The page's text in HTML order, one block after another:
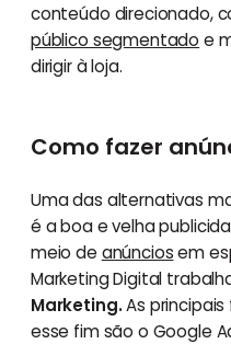
conteúdo direcionado,
público segmentado e
dirigir à loja.
Como fazer
Uma das alternativas
é a boa e velha
meio de anúnciosem
Marketing Digital
Marketing.As
esse fim são o Google